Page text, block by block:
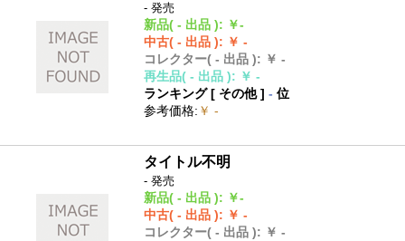
- 発売
新品( - 出品 ): ￥-
中古( - 出品 ): ￥ -
コレクター( - 出品 ): ￥ -
再生品( - 出品 ): ￥ -
ランキング [ その他]- 位
参考価格: ￥ -
タイトル不明
- 発売
新品( - 出品 ): ￥-
中古( - 出品 ): ￥ -
コレクター( - 出品 ): ￥ -